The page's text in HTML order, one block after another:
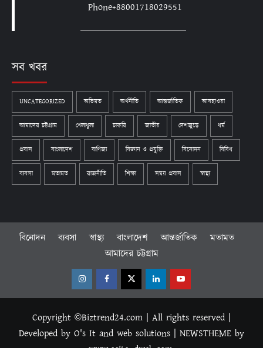
Phone+88001718029551
সব খবর
UNCATEGORIZED অভিমত অর্থনীতি আন্তর্জাতিক আবহাওয়া
আমাদের চট্টগ্রাম খেলাধুলা চাকরি জাতীয় দেশজুড়ে ধর্ম
প্রবাস বাংলাদেশ বাণিজ্য বিজ্ঞান ও প্রযুক্তি বিনোদন বিবিধ
ব্যবসা মতামত রাজনীতি শিক্ষা সময় প্রবাস স্বাস্থ্য
বিনোদন ব্যবসা স্বাস্থ্য বাংলাদেশ আন্তর্জাতিক
মতামত
আমাদের চট্টগ্রাম
InstagramFacebookTwitterLinkedinYoutube
Copyright ©Biztrend24.com | All rights reserved |
Developed by O's It and web solutions | NEWSTHEME by